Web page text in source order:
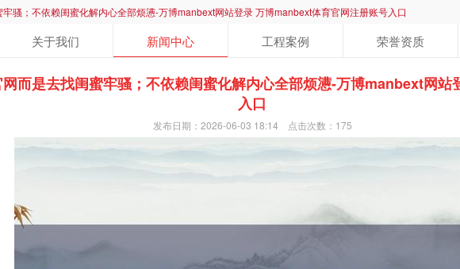
骚；不依赖闺蜜化解内心全部烦懑-万博manbext网站登录 万博manbext体育官网注册账号入口
关于我们 新闻中心 工程案例 荣誉资质
而是去找闺蜜牢骚；不依赖闺蜜化解内心全部烦懑-万博manbext网
入口
发布日期：2026-06-03 18:14 点击次数：175